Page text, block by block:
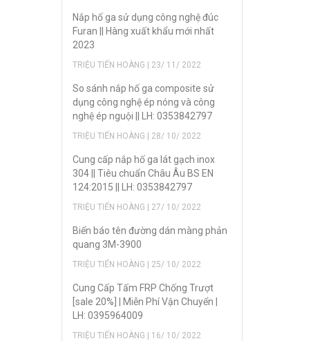
Nắp hố ga sử dụng công nghệ đúc
Furan || Hàng xuất khẩu mới nhất
2023
TRIỆU TIẾN HOÀNG | 23/ 11/ 2022
So sánh nắp hố ga composite sử
dụng công nghệ ép nóng và công
nghệ ép nguội || LH: 0353842797
TRIỆU TIẾN HOÀNG | 28/ 10/ 2022
Cung cấp nắp hố ga lát gạch inox
304 || Tiêu chuẩn Châu Âu BS EN
124:2015 || LH: 0353842797
TRIỆU TIẾN HOÀNG | 27/ 10/ 2022
Biển báo tên đường dán màng phản
quang 3M-3900
TRIỆU TIẾN HOÀNG | 25/ 10/ 2022
Cung Cấp Tấm FRP Chống Trượt
[sale 20%] | Miễn Phí Vận Chuyển |
LH: 0395964009
TRIỆU TIẾN HOÀNG | 16/ 10/ 2022